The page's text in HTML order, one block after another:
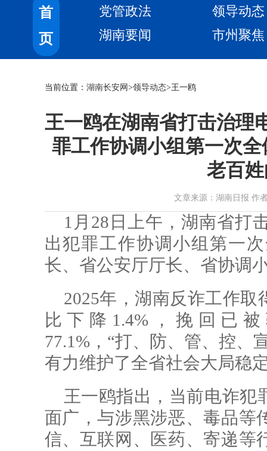
首
页
党管政法
领导动态
湖南要闻
市州聚焦
当前位置： 湖南长安网 >领导动态>王一鸥
王一鸥在湖南省打击治理
罪工作协调小组第一次
老百
文章来源：湖南日报 作
1月28日上午，湖南省打
出犯罪工作协调小组第一
长、省公安厅厅长、省协调
2025年，湖南反诈工作
比下降1.4%，挽回已
77.1%，“打、防、管、控、
有力维护了全省社会大局稳
王一鸥指出，当前电诈犯
面广，与涉黑涉恶、毒品等
信、互联网、医药、寄递等